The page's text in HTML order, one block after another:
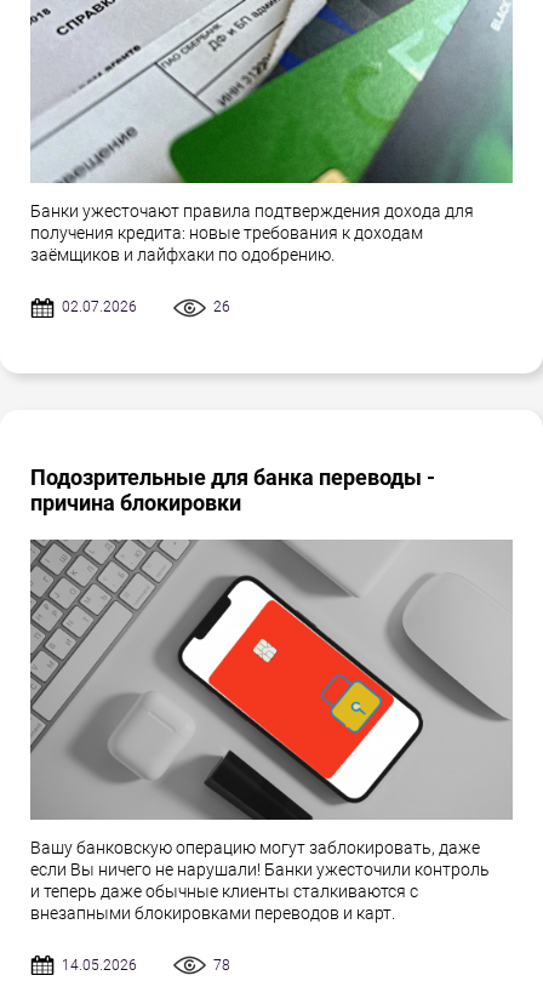
Банки ужесточают правила подтверждения дохода для
получения кредита: новые требования к доходам
заёмщиков и лайфхаки по одобрению.
02.07.2026 26
Подозрительные для банка переводы -
причина блокировки
Вашу банковскую операцию могут заблокировать, даже
если Вы ничего не нарушали! Банки ужесточили контроль
и теперь даже обычные клиенты сталкиваются с
внезапными блокировками переводов и карт.
14.05.2026 78